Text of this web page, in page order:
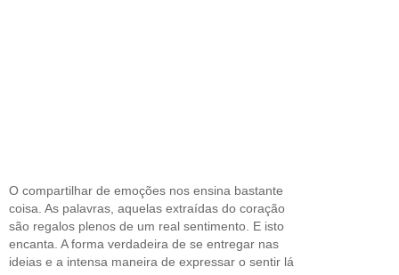
O compartilhar de emoções nos ensina bastante
coisa. As palavras, aquelas extraídas do coração
são regalos plenos de um real sentimento. E isto
encanta. A forma verdadeira de se entregar nas
ideias e a intensa maneira de expressar o sentir lá